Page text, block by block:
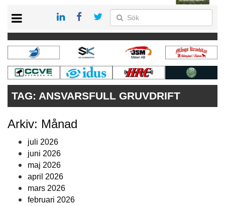
KONTAKT
VÅRA ANDRA MAGASIN
PRENUMERERA
ANNONSERA
TAG: ANSVARSFULL GRUVDRIFT
Arkiv: Månad
juli 2026
juni 2026
maj 2026
april 2026
mars 2026
februari 2026